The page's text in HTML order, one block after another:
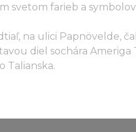
svetom farieb a
na ulici Papnövelde,
diel sochára
Talianska.